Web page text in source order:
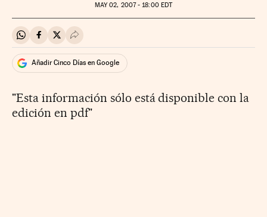
MAY02, 2007 - 18:00EDT
Compartir en Whatsapp
Compartir en Facebook
Compartir en Twitter
Desplegar Redes Sociales
Añadir Cinco Días en Google
"Esta información sólo está disponible con la
edición en pdf"